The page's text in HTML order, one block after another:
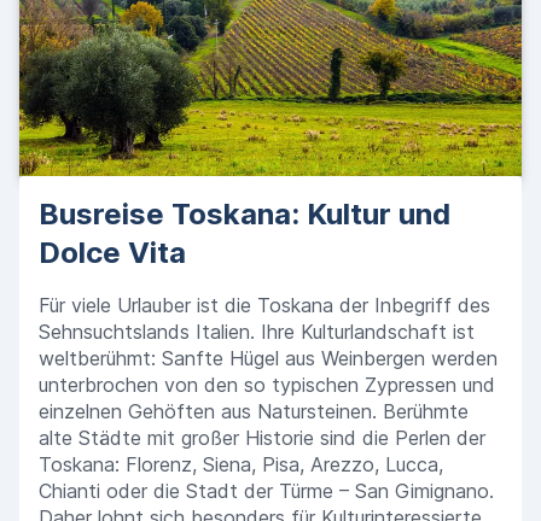
Busreise Toskana: Kultur und
Dolce Vita
Für viele Urlauber ist die Toskana der Inbegriff des
Sehnsuchtslands Italien. Ihre Kulturlandschaft ist
weltberühmt: Sanfte Hügel aus Weinbergen werden
unterbrochen von den so typischen Zypressen und
einzelnen Gehöften aus Natursteinen. Berühmte
alte Städte mit großer Historie sind die Perlen der
Toskana: Florenz, Siena, Pisa, Arezzo, Lucca,
Chianti oder die Stadt der Türme – San Gimignano.